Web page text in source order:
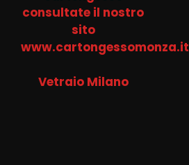
consultate il nostro
sito
www.cartongessomonza.it
Vetraio Milano